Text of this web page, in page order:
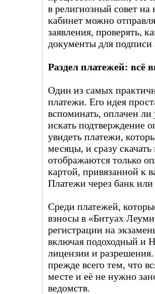
в религиозный совет
кабинет можно
заявления, проверять,
документы для подписи
Раздел платежей: всё
Один из самых
платежи. Его идея
вспоминать, оплачен ли
искать подтверждение
увидеть платежи,
месяцы, и сразу
отображаются только
картой, привязанной к
Платежи через банк
Среди платежей,
взносы в «Битуах
регистрации на
включая подоходный и
лицензии и
прежде всего тем, что
месте и её не нужно
ведомств.